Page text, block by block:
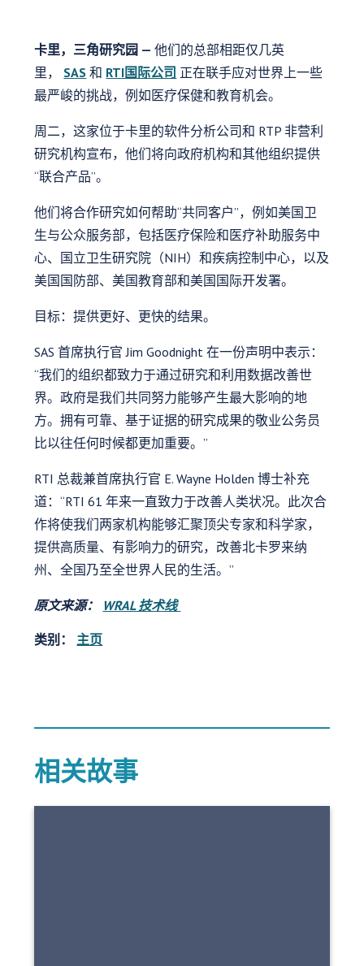
卡里，三角研究园 —他们的总部相距仅几英
里， SAS 和 RTI国际公司 正在联手应对世界上一些
最严峻的挑战，例如医疗保健和教育机会。
周二，这家位于卡里的软件分析公司和 RTP 非营利
研究机构宣布，他们将向政府机构和其他组织提供
“联合产品”。
他们将合作研究如何帮助“共同客户”，例如美国卫
生与公众服务部，包括医疗保险和医疗补助服务中
心、国立卫生研究院（NIH）和疾病控制中心，以及
美国国防部、美国教育部和美国国际开发署。
目标：提供更好、更快的结果。
SAS 首席执行官 Jim Goodnight 在一份声明中表示：
“我们的组织都致力于通过研究和利用数据改善世
界。政府是我们共同努力能够产生最大影响的地
方。拥有可靠、基于证据的研究成果的敬业公务员
比以往任何时候都更加重要。”
RTI 总裁兼首席执行官 E. Wayne Holden 博士补充
道：“RTI 61 年来一直致力于改善人类状况。此次合
作将使我们两家机构能够汇聚顶尖专家和科学家，
提供高质量、有影响力的研究，改善北卡罗来纳
州、全国乃至全世界人民的生活。”
原文来源： WRAL 技术线
类别： 主页
相关故事